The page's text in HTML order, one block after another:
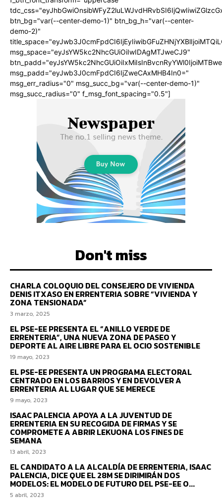
btn_bg="var(--center-demo-1)" btn_bg_h="var(--center-
demo-2)"
msg_space="eyJsYW5kc2NhcGUiOiIwIDAgMTJweCJ9"
msg_padd="eyJwb3J0cmFpdCI6IjZweCAxMHB4In0="
msg_err_radius="0" msg_succ_bg="var(--center-demo-1)"
msg_succ_radius="0" f_msg_font_spacing="0.5"]
Don't miss
CHARLA COLOQUIO DEL CONSEJERO DE VIVIENDA
DENIS ITXASO EN ERRENTERIA SOBRE “VIVIENDA Y
ZONA TENSIONADA”
3 marzo, 2025
EL PSE-EE PRESENTA EL “ANILLO VERDE DE
ERRENTERIA”, UNA NUEVA ZONA DE PASEO Y
DEPORTE AL AIRE LIBRE PARA EL OCIO SOSTENIBLE
19 mayo, 2023
EL PSE-EE PRESENTA UN PROGRAMA ELECTORAL
CENTRADO EN LOS BARRIOS Y EN DEVOLVER A
ERRENTERIA AL LUGAR QUE SE MERECE
9 mayo, 2023
ISAAC PALENCIA APOYA A LA JUVENTUD DE
ERRENTERIA EN SU RECOGIDA DE FIRMAS Y SE
COMPROMETE A ABRIR LEKUONA LOS FINES DE
SEMANA
13 abril, 2023
EL CANDIDATO A LA ALCALDÍA DE ERRENTERIA, ISAAC
PALENCIA, DICE QUE EL 28M SE DIRIMIRÁN DOS
MODELOS: EL MODELO DE FUTURO DEL PSE-EE O...
5 abril, 2023